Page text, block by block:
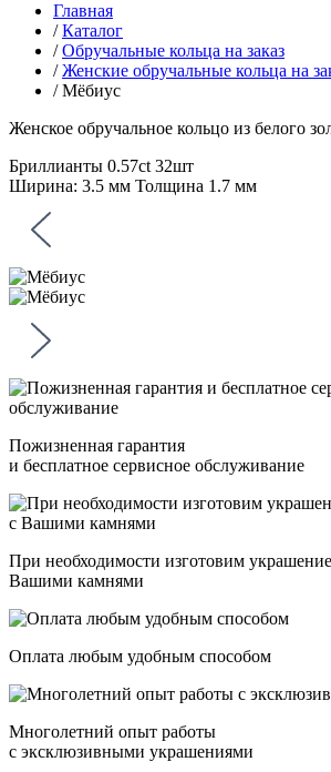
Главная
/ Каталог
/ Обручальные кольца на заказ
/ Женские обручальные кольца на
/ Мёбиус
Женское обручальное кольцо из белого
Бриллианты 0.57ct 32шт
Ширина: 3.5 мм Толщина 1.7 мм
Пожизненная гарантия
и бесплатное сервисное обслуживание
При необходимости изготовим
Вашими камнями
Оплата любым удобным способом
Многолетний опыт работы
с эксклюзивными украшениями